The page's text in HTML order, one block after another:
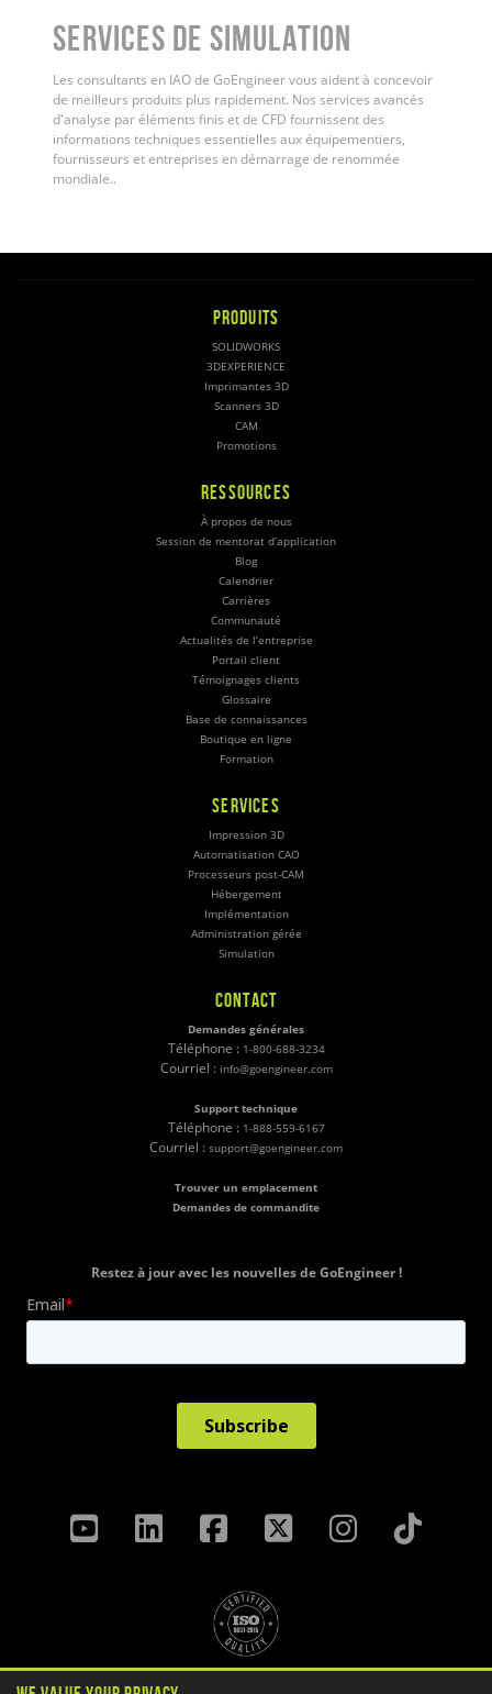
Services de simulation
Les consultants en IAO de GoEngineer vous aident à concevoir
de meilleurs produits plus rapidement. Nos services avancés
d'analyse par éléments finis et de CFD fournissent des
informations techniques essentielles aux équipementiers,
fournisseurs et entreprises en démarrage de renommée
mondiale..
PRODUITS
SOLIDWORKS
3DEXPERIENCE
Imprimantes 3D
Scanners 3D
CAM
Promotions
RESSOURCES
À propos de nous
Session de mentorat d’application
Blog
Calendrier
Carrières
Communauté
Actualités de l’entreprise
Portail client
Témoignages clients
Glossaire
Base de connaissances
Boutique en ligne
Formation
SERVICES
Impression 3D
Automatisation CAO
Processeurs post-CAM
Hébergement
Implémentation
Administration gérée
Simulation
CONTACT
Demandes générales
Téléphone : 1-800-688-3234
Courriel : info@goengineer.com
Support technique
Téléphone : 1-888-559-6167
Courriel : support@goengineer.com
Trouver un emplacement
Demandes de commandite
Restez à jour avec les nouvelles de GoEngineer !
Politique de confidentialité